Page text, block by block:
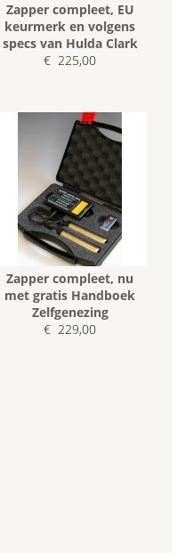
Zapper compleet, EU
keurmerk en volgens
specs van Hulda Clark
€ 225,00
Zapper compleet, nu
met gratis Handboek
Zelfgenezing
€ 229,00